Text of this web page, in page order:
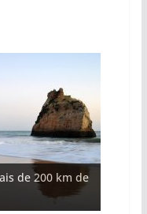
de 200 km de
se abre como
já teve a torre
do Algarve
respira
é um símbolo